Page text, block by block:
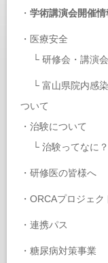
・ 学術講演会開催情
・ 医療安全
└ 研修会・講演
└ 富山県院内感
ついて
・ 治験について
└ 治験ってなに？
・ 研修医の皆様へ
・ ORCAプロジェク
・ 連携パス
・ 糖尿病対策事業